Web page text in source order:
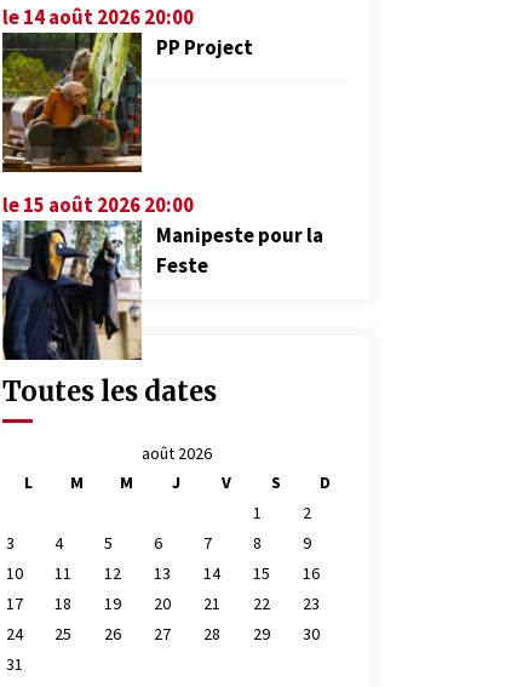
le 14 août 2026 20:00
PP Project
le 15 août 2026 20:00
Manipeste pour la
Feste
Toutes les dates
août 2026
L
M M J V S
D
1
2
3
4 5 6 7 8
9
10
11 12 13 14 15
16
17
18 19 20 21 22
23
24
25 26 27 28 29
30
31